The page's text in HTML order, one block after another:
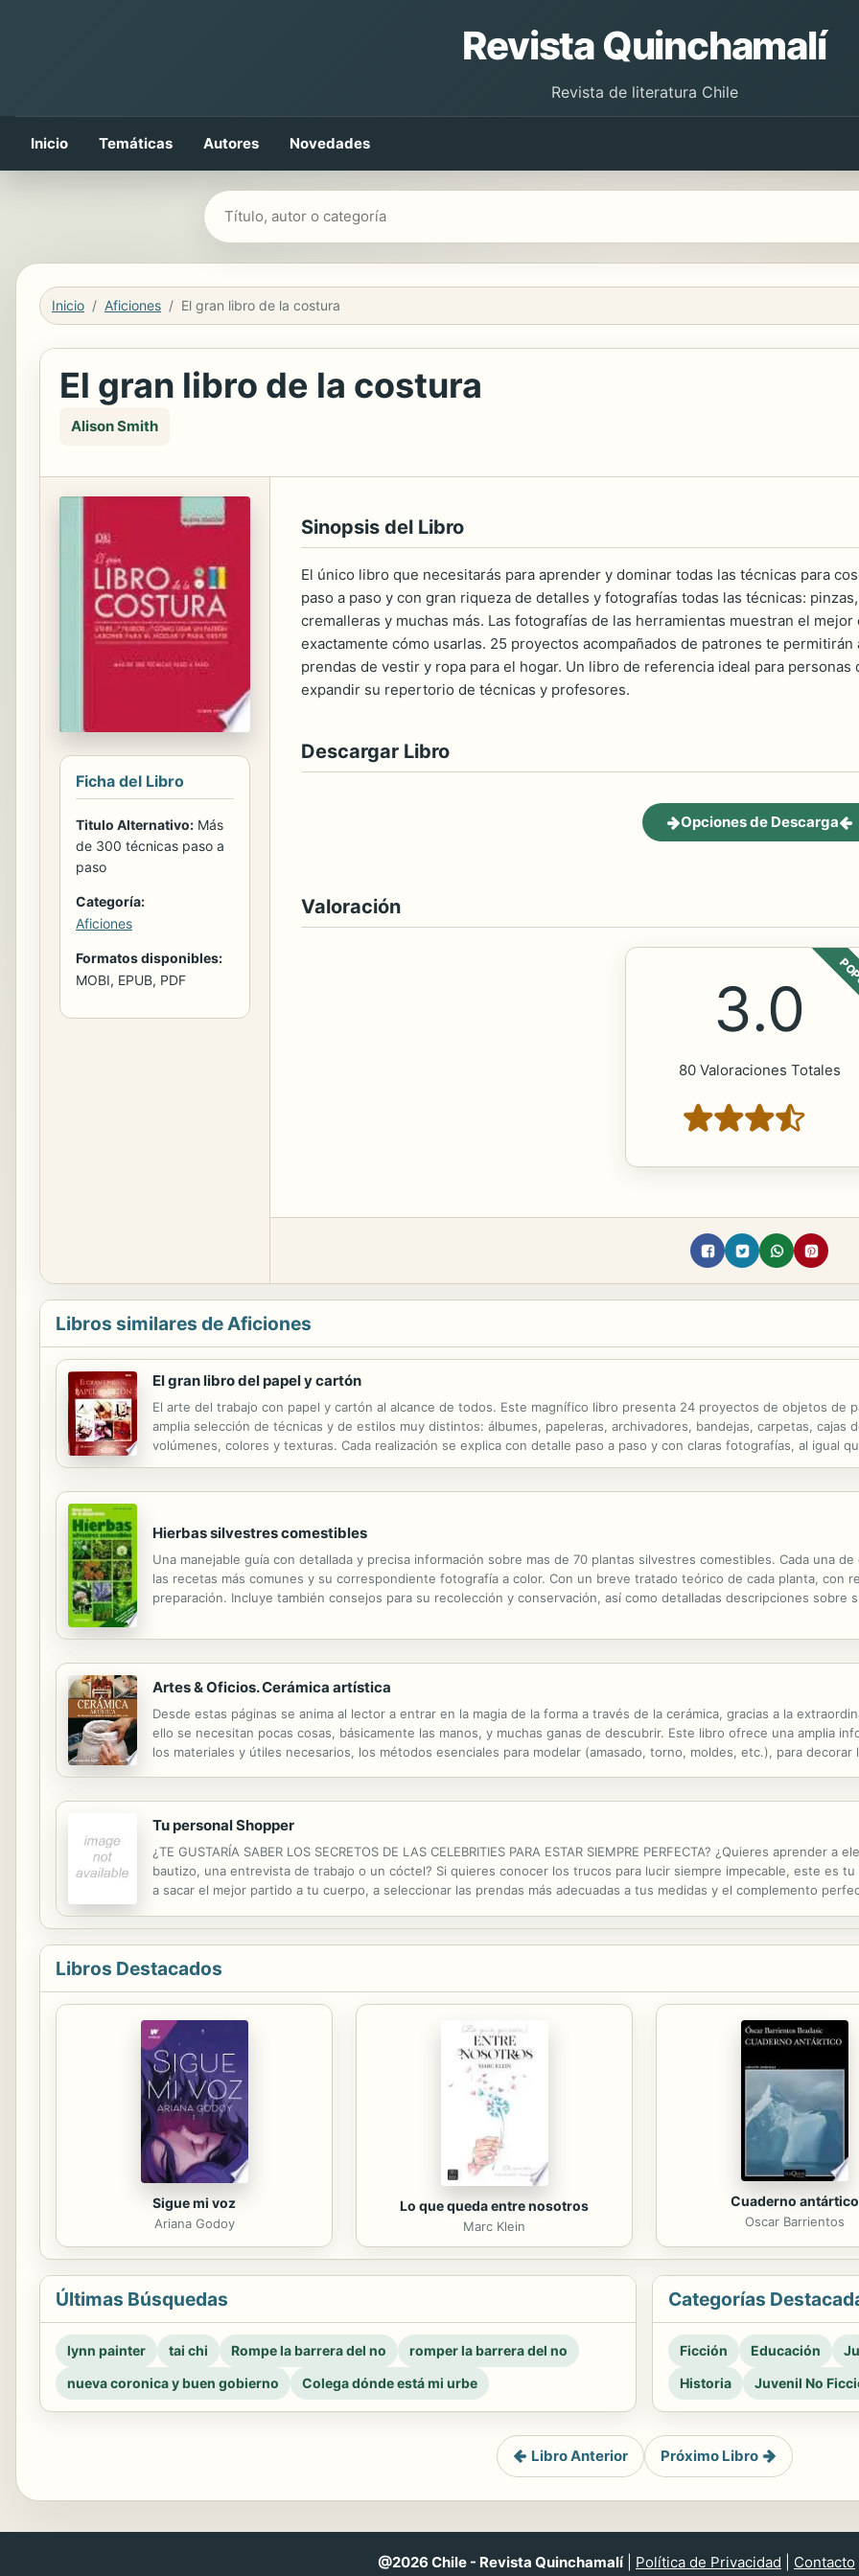
Revista Quinchamalí
Revista de literatura Chile
Inicio Temáticas Autores Novedades
Buscar libros
Inicio Aficiones El gran libro de la costura
El gran libro de la costura
Alison Smith
Ficha del Libro
Titulo Alternativo: Más
de 300 técnicas paso a
paso
Categoría:
Aficiones
Formatos disponibles:
MOBI, EPUB, PDF
Sinopsis del Libro
El único libro que necesitarás para aprender y dominar todas las técnicas para
paso a paso y con gran riqueza de detalles y fotografías todas las técnicas:
cremalleras y muchas más. Las fotografías de las herramientas muestran el
exactamente cómo usarlas. 25 proyectos acompañados de patrones te
prendas de vestir y ropa para el hogar. Un libro de referencia ideal para
expandir su repertorio de técnicas y profesores.
Descargar Libro
Opciones de Descarga
Valoración
3.0
80 Valoraciones Totales
Libros similares de Aficiones
El gran libro del papel y cartón
El arte del trabajo con papel y cartón al alcance de todos. Este magnífico libro presenta 24 proyectos de objetos de
amplia selección de técnicas y de estilos muy distintos: álbumes, papeleras, archivadores, bandejas, carpetas, cajas
volúmenes, colores y texturas. Cada realización se explica con detalle paso a paso y con claras fotografías, al igual
introducción, para que cada pieza conseguida sea única, por la acertada combinación de lo estético y lo...
Hierbas silvestres comestibles
Una manejable guía con detallada y precisa información sobre mas de 70 plantas silvestres comestibles. Cada una
las recetas más comunes y su correspondiente fotografía a color. Con un breve tratado teórico de cada planta, con
preparación. Incluye también consejos para su recolección y conservación, así como detalladas descripciones sobre
Artes & Oficios. Cerámica artística
Desde estas páginas se anima al lector a entrar en la magia de la forma a través de la cerámica, gracias a la
ello se necesitan pocas cosas, básicamente las manos, y muchas ganas de descubrir. Este libro ofrece una amplia
los materiales y útiles necesarios, los métodos esenciales para modelar (amasado, torno, moldes, etc.), para
Tu personal Shopper
¿TE GUSTARÍA SABER LOS SECRETOS DE LAS CELEBRITIES PARA ESTAR SIEMPRE PERFECTA? ¿Quieres aprender
bautizo, una entrevista de trabajo o un cóctel? Si quieres conocer los trucos para lucir siempre impecable, este es
a sacar el mejor partido a tu cuerpo, a seleccionar las prendas más adecuadas a tus medidas y el complemento
Libros Destacados
Sigue mi voz
Ariana Godoy
Lo que queda entre nosotros
Marc Klein
Cuaderno antártico
Oscar Barrientos
Últimas Búsquedas
lynn painter tai chi Rompe la barrera del no
romper la barrera del no
nueva coronica y buen gobierno
Colega dónde está mi urbe
Categorías
Ficción Educación
Historia
Juvenil No
Libro Anterior Próximo Libro
@2026 Chile - Revista Quinchamalí| Política de Privacidad Contacto